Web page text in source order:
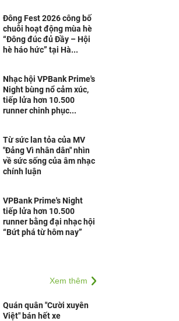
Đông Fest 2026 công bố
chuỗi hoạt động mùa hè
“Đông đúc đủ Đầy – Hội
hè háo hức” tại Hà...
Nhạc hội VPBank Prime's
Night bùng nổ cảm xúc,
tiếp lửa hơn 10.500
runner chinh phục...
Từ sức lan tỏa của MV
"Đảng Vì nhân dân" nhìn
về sức sống của âm nhạc
chính luận
VPBank Prime's Night
tiếp lửa hơn 10.500
runner bằng đại nhạc hội
“Bứt phá từ hôm nay”
Xem thêm
Quán quân "Cười xuyên
Việt" bán hết xe